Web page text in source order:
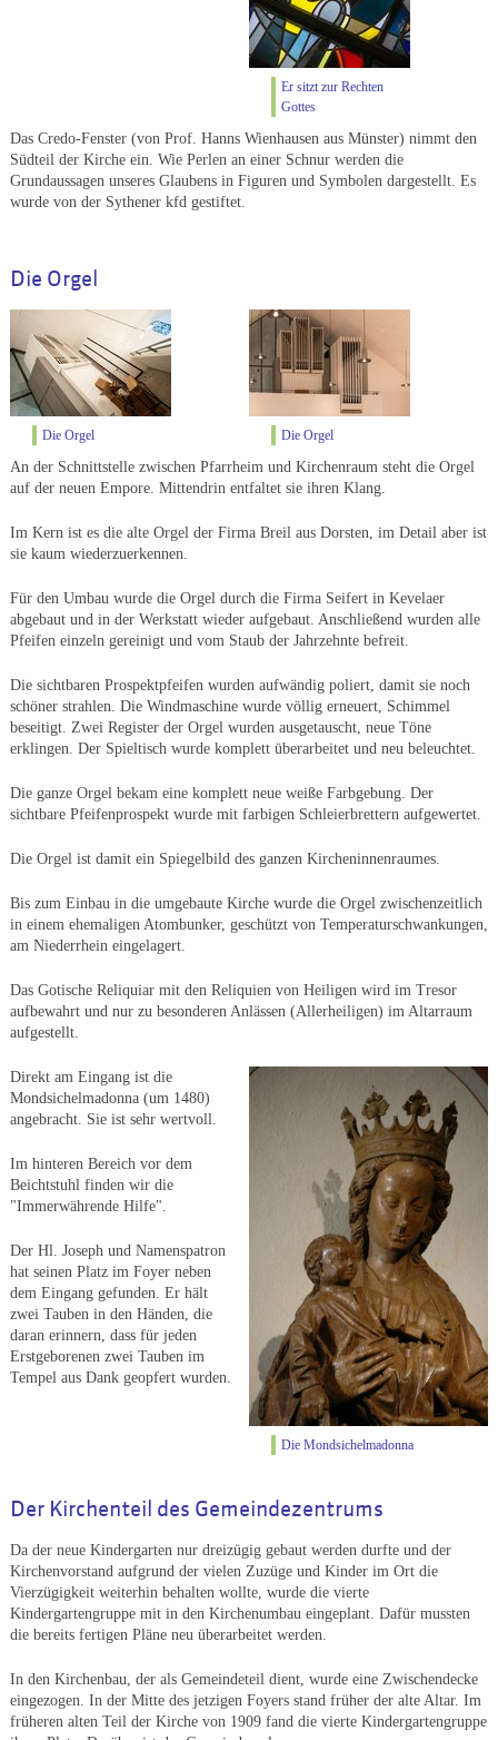
Er sitzt zur Rechten
Gottes
Das Credo-Fenster (von Prof. Hanns Wienhausen aus Münster) nimmt den
Südteil der Kirche ein. Wie Perlen an einer Schnur werden die
Grundaussagen unseres Glaubens in Figuren und Symbolen dargestellt. Es
wurde von der Sythener kfd gestiftet.
Die Orgel
Die Orgel Die Orgel
An der Schnittstelle zwischen Pfarrheim und Kirchenraum steht die Orgel
auf der neuen Empore. Mittendrin entfaltet sie ihren Klang.
Im Kern ist es die alte Orgel der Firma Breil aus Dorsten, im Detail aber ist
sie kaum wiederzuerkennen.
Für den Umbau wurde die Orgel durch die Firma Seifert in Kevelaer
abgebaut und in der Werkstatt wieder aufgebaut. Anschließend wurden alle
Pfeifen einzeln gereinigt und vom Staub der Jahrzehnte befreit.
Die sichtbaren Prospektpfeifen wurden aufwändig poliert, damit sie noch
schöner strahlen. Die Windmaschine wurde völlig erneuert, Schimmel
beseitigt. Zwei Register der Orgel wurden ausgetauscht, neue Töne
erklingen. Der Spieltisch wurde komplett überarbeitet und neu beleuchtet.
Die ganze Orgel bekam eine komplett neue weiße Farbgebung. Der
sichtbare Pfeifenprospekt wurde mit farbigen Schleierbrettern aufgewertet.
Die Orgel ist damit ein Spiegelbild des ganzen Kircheninnenraumes.
Bis zum Einbau in die umgebaute Kirche wurde die Orgel zwischenzeitlich
in einem ehemaligen Atombunker, geschützt von Temperaturschwankungen,
am Niederrhein eingelagert.
Das Gotische Reliquiar mit den Reliquien von Heiligen wird im Tresor
aufbewahrt und nur zu besonderen Anlässen (Allerheiligen) im Altarraum
aufgestellt.
Die Mondsichelmadonna
Direkt am Eingang ist die
Mondsichelmadonna (um 1480)
angebracht. Sie ist sehr wertvoll.
Im hinteren Bereich vor dem
Beichtstuhl finden wir die
"Immerwährende Hilfe".
Der Hl. Joseph und Namenspatron
hat seinen Platz im Foyer neben
dem Eingang gefunden. Er hält
zwei Tauben in den Händen, die
daran erinnern, dass für jeden
Erstgeborenen zwei Tauben im
Tempel aus Dank geopfert wurden.
Der Kirchenteil des Gemeindezentrums
Da der neue Kindergarten nur dreizügig gebaut werden durfte und der
Kirchenvorstand aufgrund der vielen Zuzüge und Kinder im Ort die
Vierzügigkeit weiterhin behalten wollte, wurde die vierte
Kindergartengruppe mit in den Kirchenumbau eingeplant. Dafür mussten
die bereits fertigen Pläne neu überarbeitet werden.
In den Kirchenbau, der als Gemeindeteil dient, wurde eine Zwischendecke
eingezogen. In der Mitte des jetzigen Foyers stand früher der alte Altar. Im
früheren alten Teil der Kirche von 1909 fand die vierte Kindergartengruppe